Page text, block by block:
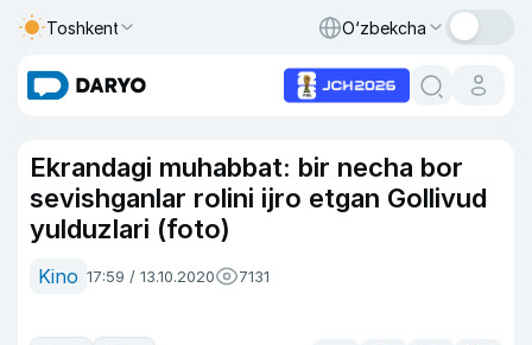
Toshkent O‘zbekcha
Ekrandagi muhabbat: bir necha bor
sevishganlar rolini ijro etgan Gollivud
yulduzlari (foto)
Kino 17:59 / 13.10.2020 7131